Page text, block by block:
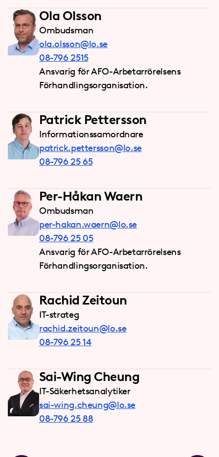
Ola Olsson
Ombudsman
ola.olsson@lo.se
08-796 2515
Ansvarig för AFO-Arbetarrörelsens
Förhandlingsorganisation.
Patrick Pettersson
Informationssamordnare
patrick.pettersson@lo.se
08-796 25 65
Per-Håkan Waern
Ombudsman
per-hakan.waern@lo.se
08-796 25 05
Ansvarig för AFO-Arbetarrörelsens
Förhandlingsorganisation.
Rachid Zeitoun
IT-strateg
rachid.zeitoun@lo.se
08-796 25 14
Sai-Wing Cheung
IT-Säkerhetsanalytiker
sai-wing.cheung@lo.se
08-796 25 88